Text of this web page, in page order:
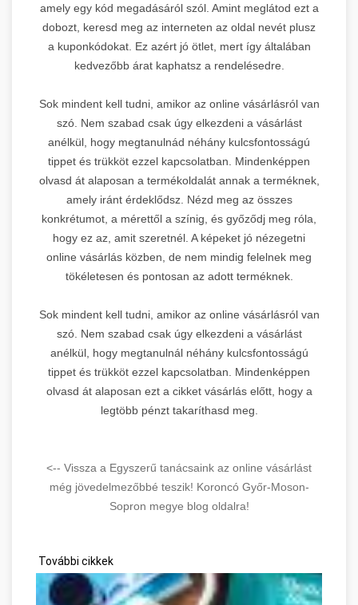
amely egy kód megadásáról szól. Amint meglátod ezt a
dobozt, keresd meg az interneten az oldal nevét plusz
a kuponkódokat. Ez azért jó ötlet, mert így általában
kedvezőbb árat kaphatsz a rendelésedre.
Sok mindent kell tudni, amikor az online vásárlásról van
szó. Nem szabad csak úgy elkezdeni a vásárlást
anélkül, hogy megtanulnád néhány kulcsfontosságú
tippet és trükköt ezzel kapcsolatban. Mindenképpen
olvasd át alaposan a termékoldalát annak a terméknek,
amely iránt érdeklődsz. Nézd meg az összes
konkrétumot, a mérettől a színig, és győződj meg róla,
hogy ez az, amit szeretnél. A képeket jó nézegetni
online vásárlás közben, de nem mindig felelnek meg
tökéletesen és pontosan az adott terméknek.
Sok mindent kell tudni, amikor az online vásárlásról van
szó. Nem szabad csak úgy elkezdeni a vásárlást
anélkül, hogy megtanulnál néhány kulcsfontosságú
tippet és trükköt ezzel kapcsolatban. Mindenképpen
olvasd át alaposan ezt a cikket vásárlás előtt, hogy a
legtöbb pénzt takaríthasd meg.
<-- Vissza a Egyszerű tanácsaink az online vásárlást
még jövedelmezőbbé teszik! Koroncó Győr-Moson-
Sopron megye blog oldalra!
További cikkek